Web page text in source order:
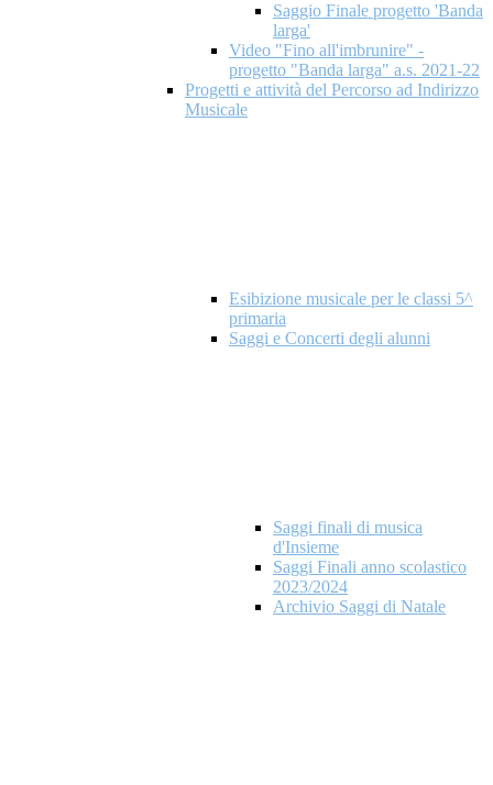
Saggio Finale progetto 'Banda
larga'
Video "Fino all'imbrunire" -
progetto "Banda larga" a.s. 2021-22
Progetti e attività del Percorso ad Indirizzo
Musicale
Esibizione musicale per le classi 5^
primaria
Saggi e Concerti degli alunni
Saggi finali di musica
d'Insieme
Saggi Finali anno scolastico
2023/2024
Archivio Saggi di Natale